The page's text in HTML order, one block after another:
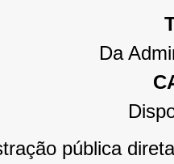
Da
pública